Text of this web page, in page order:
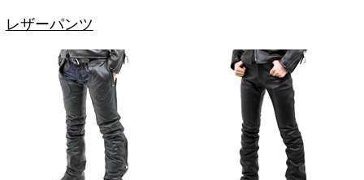
レザーパンツ